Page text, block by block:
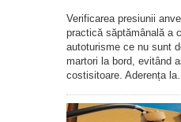
Verificarea presiunii
practică săptămânală a
autoturisme ce nu sunt
martori la bord, evitând
costisitoare. Aderența la…